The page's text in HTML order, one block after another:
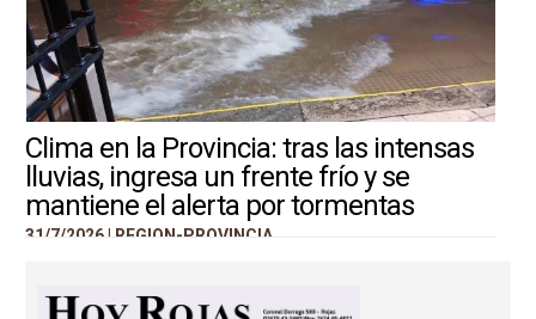
Clima en la Provincia: tras las intensas
lluvias, ingresa un frente frío y se
mantiene el alerta por tormentas
31/7/2026 | REGION-PROVINCIA